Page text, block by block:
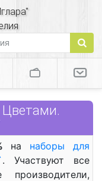
на наборы для
. Участвуют все